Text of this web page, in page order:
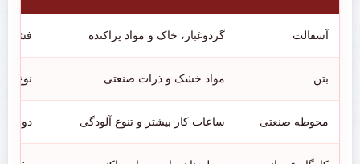
آسفالت گردوغبار، خاک و مواد پراکنده فشار
بتن مواد خشک و ذرات صنعتی نوع
محوطه صنعتی ساعات کار بیشتر و تنوع آلودگی دوام،